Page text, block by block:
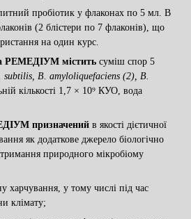
пробіотик у флаконах по 5 мл. В
(2 блістери по 7 флаконів), що
на один курс
РЕМЕДІУМ містить суміш спор 5
subtilis B amyloliquefaciens (2), B
кількості 1,7 × 10⁹ КУО, вода
призначений в якості дієтичної
як додаткове джерело біологічно
природного мікробіому
харчування, у тому числі під час
клімату;